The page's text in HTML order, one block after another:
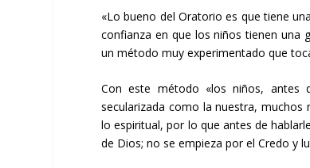
«Lo bueno del Oratorio es que tiene
confianza en que los niños tienen una
un método muy experimentado que
Con este método «los niños, antes
secularizada como la nuestra,
lo espiritual, por lo que antes de
de Dios; no se empieza por el Credo y